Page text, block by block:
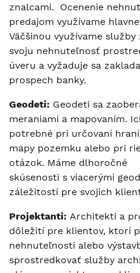
znalcami. Ocenenie
predajom využívame
Väčšinou využívame
svoju nehnuteľnosť
úveru a vyžaduje sa
prospech banky.
Geodeti: Geodeti sa
meraniami a mapovaním.
potrebné pri určovaní
mapy pozemku alebo pri
otázok. Máme dlhoročné
skúsenosti s viacerými
záležitostí pre svojich
Projektanti: Architekti a
dôležití pre klientov, ktorí
nehnuteľnosti alebo
sprostredkovať služby